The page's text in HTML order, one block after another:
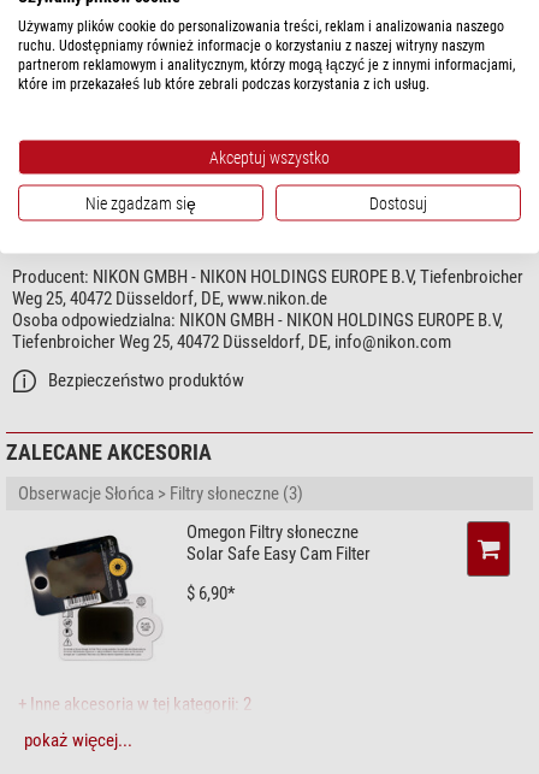
Ogólnie
Długość (mm)
91
MEP
Producent: NIKON GMBH - NIKON HOLDINGS EUROPE B.V, Tiefenbroicher
Weg 25, 40472 Düsseldorf, DE, www.nikon.de
Osoba odpowiedzialna: NIKON GMBH - NIKON HOLDINGS EUROPE B.V,
Tiefenbroicher Weg 25, 40472 Düsseldorf, DE, info@nikon.com
Bezpieczeństwo produktów
ZALECANE AKCESORIA
Obserwacje Słońca > Filtry słoneczne (3)
Omegon Filtry słoneczne
Solar Safe Easy Cam Filter
$ 6,90*
+ Inne akcesoria w tej kategorii: 2
Konserwacja > Środek czyszczący (4)
pokaż więcej...
Używamy plików cookie do personalizowania treści, reklam i analizowania naszego
ruchu. Udostępniamy również informacje o korzystaniu z naszej witryny naszym
partnerom reklamowym i analitycznym, którzy mogą łączyć je z innymi informacjami,
które im przekazałeś lub które zebrali podczas korzystania z ich usług.
Akceptuj wszystko
Nie zgadzam się Dostosuj